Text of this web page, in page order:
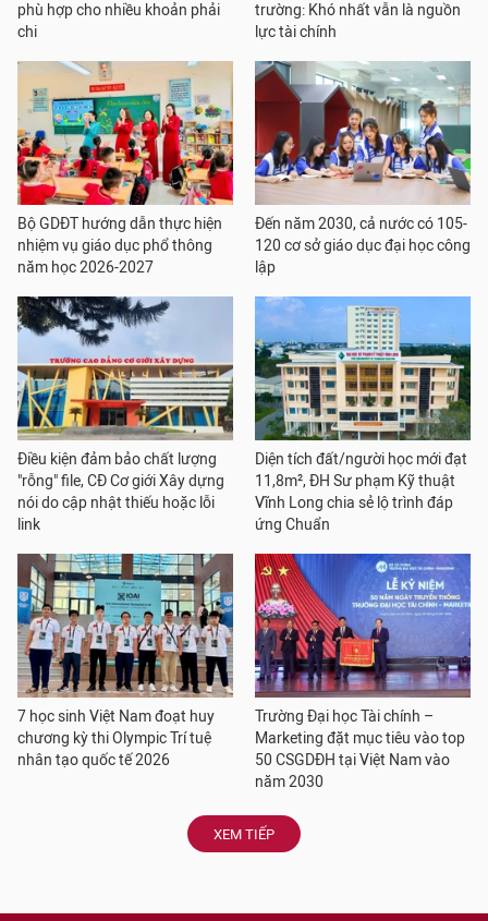
phù hợp cho nhiều khoản phải
chi
trường: Khó nhất vẫn là nguồn
lực tài chính
Bộ GDĐT hướng dẫn thực hiện
nhiệm vụ giáo dục phổ thông
năm học 2026-2027
Đến năm 2030, cả nước có 105-
120 cơ sở giáo dục đại học công
lập
Điều kiện đảm bảo chất lượng
"rỗng" file, CĐ Cơ giới Xây dựng
nói do cập nhật thiếu hoặc lỗi
link
Diện tích đất/người học mới đạt
11,8m², ĐH Sư phạm Kỹ thuật
Vĩnh Long chia sẻ lộ trình đáp
ứng Chuẩn
7 học sinh Việt Nam đoạt huy
chương kỳ thi Olympic Trí tuệ
nhân tạo quốc tế 2026
Trường Đại học Tài chính –
Marketing đặt mục tiêu vào top
50 CSGDĐH tại Việt Nam vào
năm 2030
XEM TIẾP